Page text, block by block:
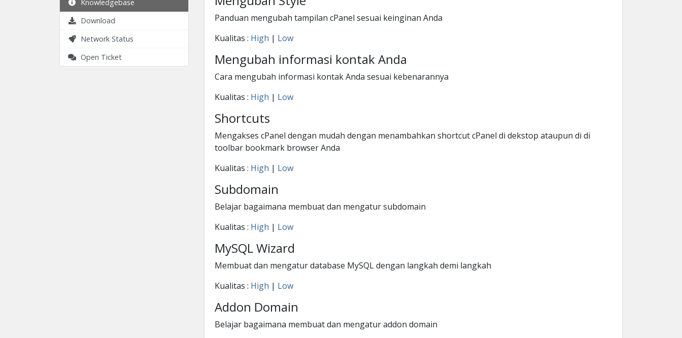
Knowledgebase
Download
Network Status
Open Ticket
Panduan mengubah tampilan cPanel sesuai keinginan Anda
Kualitas : High | Low
Mengubah informasi kontak Anda
Cara mengubah informasi kontak Anda sesuai kebenarannya
Kualitas : High | Low
Shortcuts
Mengakses cPanel dengan mudah dengan menambahkan shortcut cPanel di dekstop ataupun di di
toolbar bookmark browser Anda
Kualitas : High | Low
Subdomain
Belajar bagaimana membuat dan mengatur subdomain
Kualitas : High | Low
MySQL Wizard
Membuat dan mengatur database MySQL dengan langkah demi langkah
Kualitas : High | Low
Addon Domain
Belajar bagaimana membuat dan mengatur addon domain